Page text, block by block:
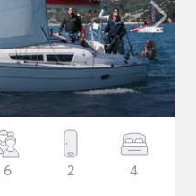
6 2 4